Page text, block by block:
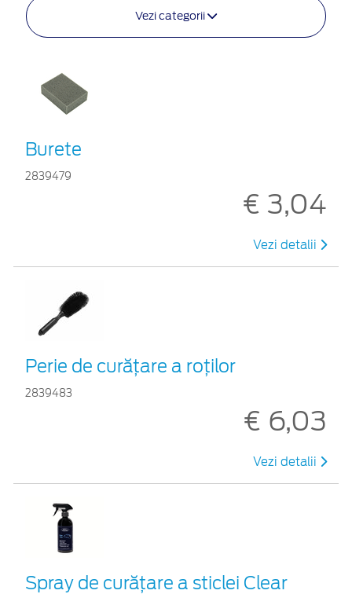
Vezi categorii
Burete
2839479
€ 3,04
Vezi detalii
Perie de curățare a roților
2839483
€ 6,03
Vezi detalii
Spray de curățare a sticlei Clear